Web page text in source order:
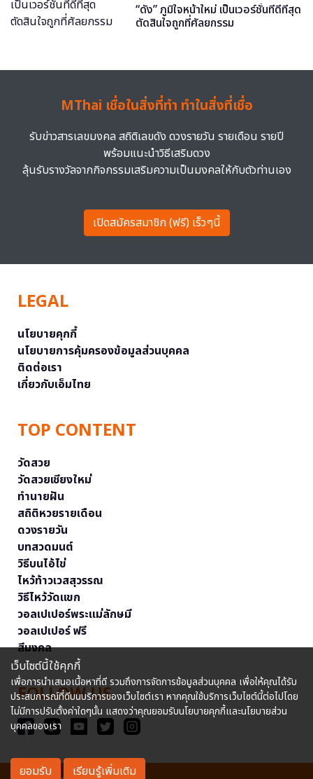
“ดัง” ภูมิใจหน้าใหม่ เป็นเวอร์ชั่นที่ดีที่สุด
ตัดสินใจถูกที่ศัลยกรรม
MThai เชื่อในสิ่งที่ทำ ทำในสิ่งที่เชื่อ
รับข่าวสารเลขมงคล สถิติเลขดัง ดวงรายวัน รายเดือน รายปี
พร้อมแนะนำวิธีเสริมดวง
ลุ้นรับรางวัลจากกิจกรรมเสริมความเป็นมงคลให้กับตัวท่านเอง
เปิดสมัครสมาชิก (ฟรี) เร็วๆนี้
LEGAL
นโยบายคุกกี้
นโยบายการคุ้มครองข้อมูลส่วนบุคคล
ติดต่อเรา
เกี่ยวกับเอ็มไทย
TOP CONTENT
วัดสวย
วัดสวยเชียงใหม่
ทำนายฝัน
สถิติหวยรายเดือน
ดวงรายวัน
บทสวดมนต์
วิธีบนไอ้ไข่
ไหว้ท้าวเวสสุวรรณ
วิธีไหว้วัดแขก
วอลเปเปอร์พระแม่ลักษมี
วอลเปเปอร์ ฟรี
สีมงคล
FOLLOW US
เว็บไซต์นี้ใช้คุกกี้
เพื่อการนำเสนอเนื้อหาที่ดี รวมถึงการจัดการข้อมูลส่วนบุคคล เพื่อให้คุณได้รับ
ประสบการณ์ที่ดีบนบริการของเว็บไซต์เรา หากคุณใช้บริการเว็บไซต์นี้ต่อไปโดย
ไม่มีการปรับตั้งค่าใดๆนั้น แสดงว่าคุณยอมรับนโยบายคุกกี้และนโยบายส่วน
บุคคลของเรา
ยอมรับ เรียนรู้เพิ่มเติม